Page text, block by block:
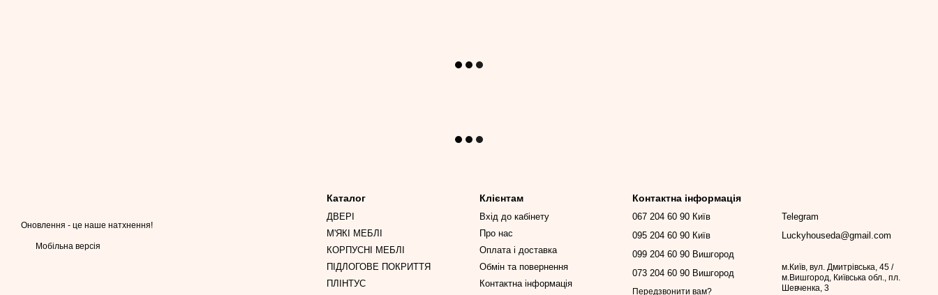
Оновлення - це наше натхнення!
Мобільна версія
Каталог
ДВЕРІ
М'ЯКІ МЕБЛІ
КОРПУСНІ МЕБЛІ
ПІДЛОГОВЕ ПОКРИТТЯ
ПЛІНТУС
Клієнтам
Вхід до кабінету
Про нас
Оплата і доставка
Обмін та повернення
Контактна інформація
Контактна інформація
067 204 60 90 Київ
095 204 60 90 Київ
099 204 60 90 Вишгород
073 204 60 90 Вишгород
Передзвонити вам?
Telegram
Luckyhouseda@gmail.com
м.Київ, вул. Дмитрівська, 45 /
м.Вишгород, Київська обл., пл.
Шевченка, 3